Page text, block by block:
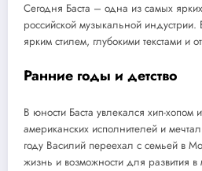
Сегодня Баста – одна из самых
российской музыкальной индустрии.
ярким стилем, глубокими текстами и
Ранние годы и детство
В юности Баста увлекался хип-
американских исполнителей и
году Василий переехал с семьей в
жизнь и возможности для развития